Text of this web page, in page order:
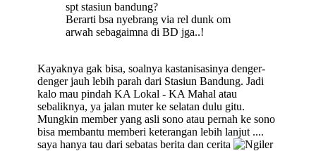
spt stasiun bandung?
Berarti bsa nyebrang via rel dunk om
arwah sebagaimna di BD jga..!
Kayaknya gak bisa, soalnya kastanisasinya denger-
denger jauh lebih parah dari Stasiun Bandung. Jadi
kalo mau pindah KA Lokal - KA Mahal atau
sebaliknya, ya jalan muter ke selatan dulu gitu.
Mungkin member yang asli sono atau pernah ke sono
bisa membantu memberi keterangan lebih lanjut ....
saya hanya tau dari sebatas berita dan cerita